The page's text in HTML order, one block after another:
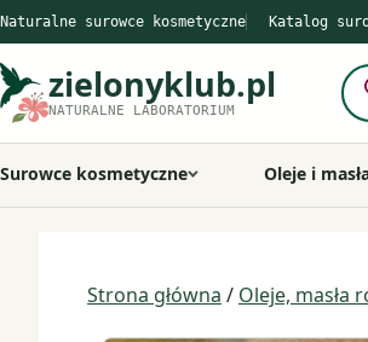
Przejdź
do
treści
Naturalne surowce kosmetyczne Katalog
zielonyklub.pl
NATURALNE LABORATORIUM
Surowce kosmetyczne Oleje i
Strona główna / Oleje, masła